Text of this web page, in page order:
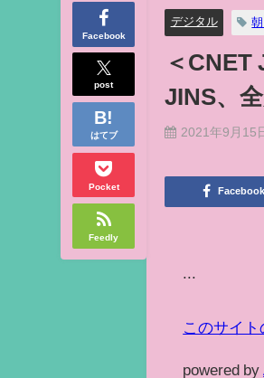
Facebook
post
はてブ
Pocket
Feedly
デジタル
＜
JINS、
2021年9月15
Facebook
このサイ
powered by